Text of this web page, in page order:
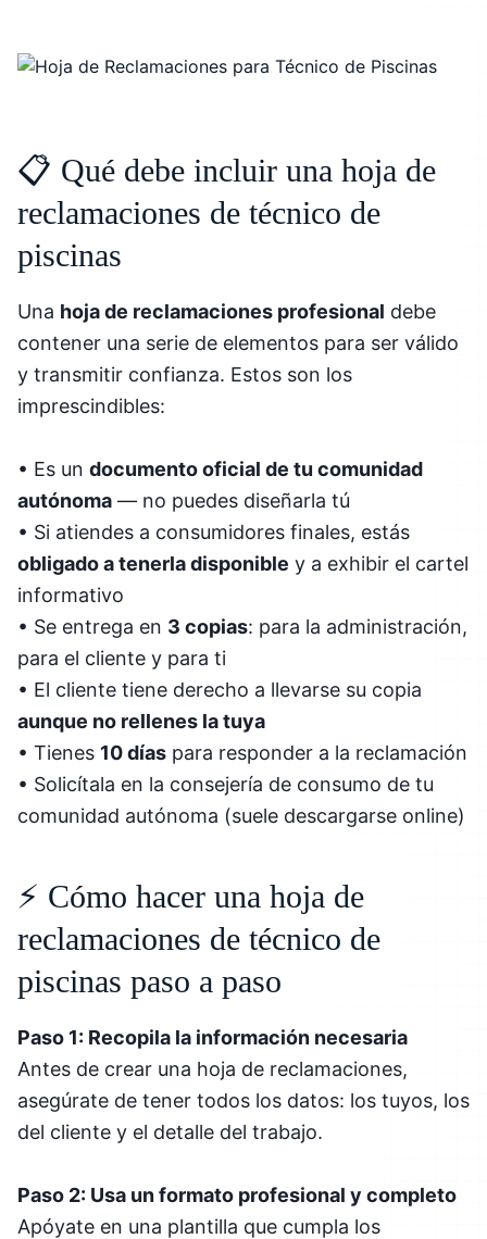
📋 Qué debe incluir una hoja de
reclamaciones de técnico de
piscinas
Una hoja de reclamaciones profesional debe
contener una serie de elementos para ser válido
y transmitir confianza. Estos son los
imprescindibles:
• Es un documento oficial de tu comunidad
autónoma — no puedes diseñarla tú
• Si atiendes a consumidores finales, estás
obligado a tenerla disponible y a exhibir el cartel
informativo
• Se entrega en 3 copias: para la administración,
para el cliente y para ti
• El cliente tiene derecho a llevarse su copia
aunque no rellenes la tuya
• Tienes 10 días para responder a la reclamación
• Solicítala en la consejería de consumo de tu
comunidad autónoma (suele descargarse online)
⚡ Cómo hacer una hoja de
reclamaciones de técnico de
piscinas paso a paso
Paso 1: Recopila la información necesaria
Antes de crear una hoja de reclamaciones,
asegúrate de tener todos los datos: los tuyos, los
del cliente y el detalle del trabajo.
Paso 2: Usa un formato profesional y completo
Apóyate en una plantilla que cumpla los